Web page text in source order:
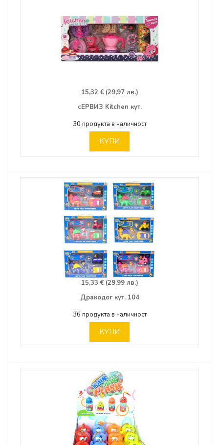
15,32 € (29,97 лв.)
сЕРВИЗ Kitchen кут.
30 продукта в наличност
КУПИ
15,33 € (29,99 лв.)
Дракодог кут. 104
36 продукта в наличност
КУПИ